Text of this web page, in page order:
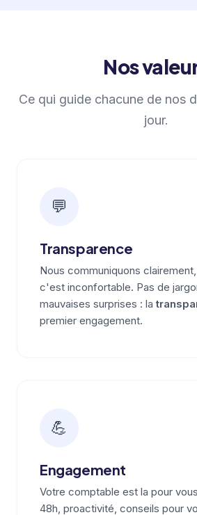
Nos
Ce qui guide chacune de nos
jour.
💬
Transparence
Nous communiquons
c'est inconfortable. Pas de
mauvaises surprises : la
premier engagement.
💪
Engagement
Votre comptable est la pour
48h, proactivité, conseils pour